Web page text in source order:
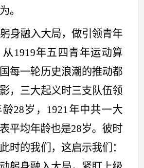
。
身融入大局，做引领青年
1919年五四青年运动算
每一轮历史浪潮的推动都
，三大起义时三支队伍领
28岁，1921年中共一大
平均年龄也是28岁。彼时
时的我们，这启示我们：